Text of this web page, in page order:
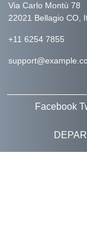
Via Carlo Montù 78
22021 Bellagio CO,
+11 6254 7855
Facebook